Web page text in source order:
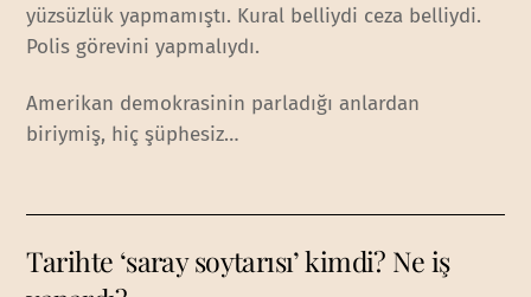
yüzsüzlük yapmamıştı. Kural belliydi ceza belliydi.
Polis görevini yapmalıydı.
Amerikan demokrasinin parladığı anlardan
biriymiş, hiç şüphesiz…
Tarihte ‘saray soytarısı’ kimdi? Ne iş